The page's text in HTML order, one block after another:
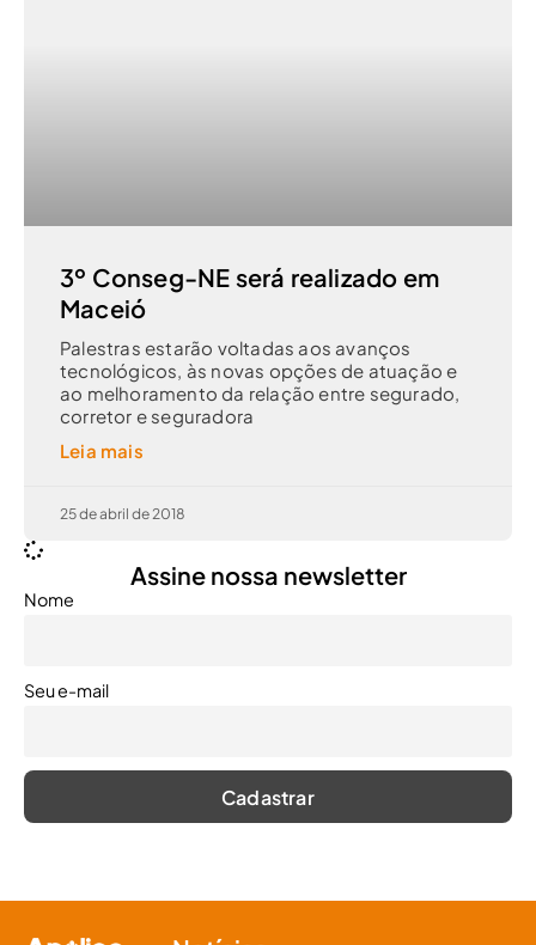
3º Conseg-NE será realizado em
Maceió
Palestras estarão voltadas aos avanços
tecnológicos, às novas opções de atuação e
ao melhoramento da relação entre segurado,
corretor e seguradora
Leia mais
25 de abril de 2018
Assine nossa newsletter
Nome
Seu e-mail